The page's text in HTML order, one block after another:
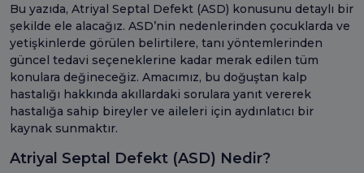
Bu yazıda, Atriyal Septal Defekt (ASD) konusunu detaylı bir
şekilde ele alacağız. ASD’nin nedenlerinden çocuklarda ve
yetişkinlerde görülen belirtilere, tanı yöntemlerinden
güncel tedavi seçeneklerine kadar merak edilen tüm
konulara değineceğiz. Amacımız, bu doğuştan kalp
hastalığı hakkında akıllardaki sorulara yanıt vererek
hastalığa sahip bireyler ve aileleri için aydınlatıcı bir
kaynak sunmaktır.
Atriyal Septal Defekt (ASD) Nedir?